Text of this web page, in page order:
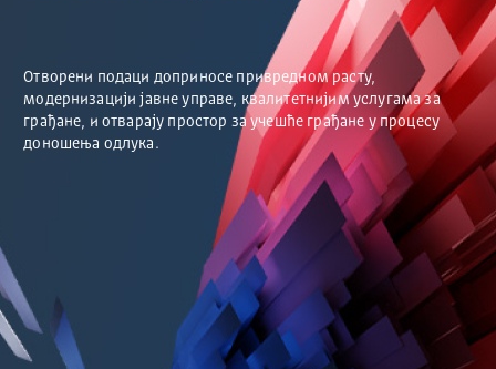
Отворени подаци доприносе привредном расту,
модернизацији јавне управе, квалитетнијим услугама за
грађане, и отварају простор за учешће грађане у процесу
доношења одлука.